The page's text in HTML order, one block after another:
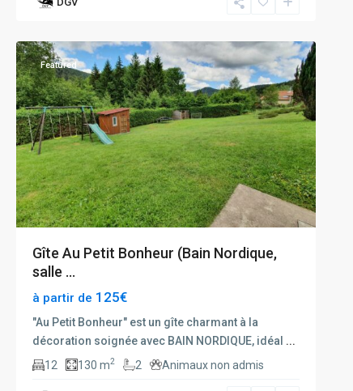
Featured
Gîte Au Petit Bonheur (Bain Nordique,
salle ...
à partir de 125€
"Au Petit Bonheur" est un gîte charmant à la
décoration soignée avec BAIN NORDIQUE, idéal ...
12
130 m2 2 Animaux non admis